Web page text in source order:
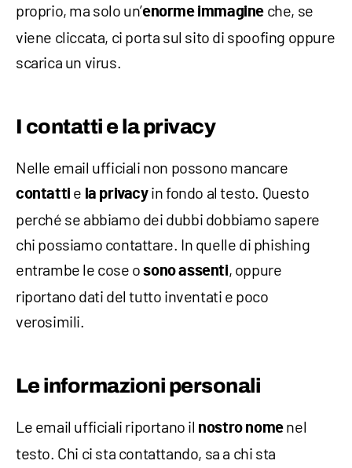
proprio, ma solo un’enorme immagine che, se
viene cliccata, ci porta sul sito di spoofing oppure
scarica un virus.
I contatti e la privacy
Nelle email ufficiali non possono mancare
contatti e la privacyin fondo al testo. Questo
perché se abbiamo dei dubbi dobbiamo sapere
chi possiamo contattare. In quelle di phishing
entrambe le cose osono assenti, oppure
riportano dati del tutto inventati e poco
verosimili.
Le informazioni personali
Le email ufficiali riportano il nostro nome nel
testo. Chi ci sta contattando, sa a chi sta